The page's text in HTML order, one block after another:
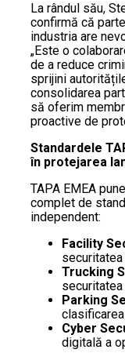
La rândul său,
confirmă că
industria are
„Este o
de a reduce
sprijini
consolidarea
să oferim
proactive de
Standardele
în protejarea
TAPA EMEA
complet de
independent:
Facility
Trucking
Parking
Cyber
digitală a